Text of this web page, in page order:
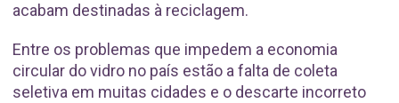
acabam destinadas à reciclagem.
Entre os problemas que impedem a economia
circular do vidro no país estão a falta de coleta
seletiva em muitas cidades e o descarte incorreto